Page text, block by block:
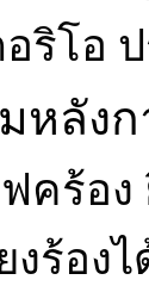
อริโอ
ลังก
เอฟเฟ
งร้อง